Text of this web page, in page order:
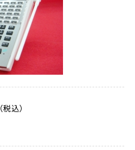
（税込）